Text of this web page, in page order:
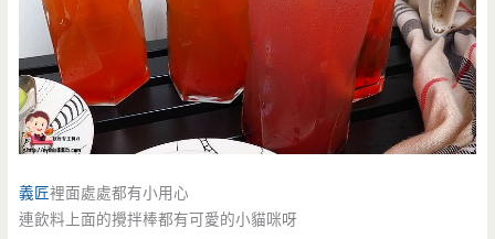
義匠裡面處處都有小用心
連飲料上面的攪拌棒都有可愛的小貓咪呀